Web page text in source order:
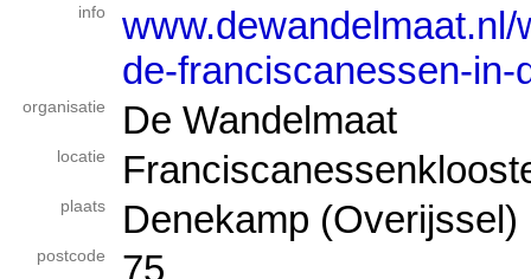
info
de-franciscanessen-in-
organisatie De Wandelmaat
locatie
plaats Denekamp (Overijssel)
postcode 75